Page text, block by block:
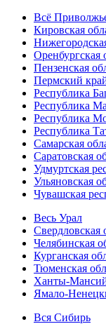
Всё
Кировская
Оренбургская
Пензенская
Пермский
Республика
Республика
Республика
Республика
Самарская
Саратовская
Удмуртская
Ульяновская
Чувашская
Весь Урал
Свердловская
Челябинская
Курганская
Тюменская
Ханты-
Ямало-
Вся Сибирь